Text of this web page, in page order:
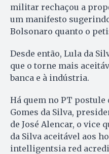
militar rechaçou a
um manifesto
Bolsonaro quanto o
Desde então, Lula da
que o torne mais
banca e à indústria.
Há quem no PT postule
Gomes da Silva,
de José Alencar, o vice
da Silva aceitável aos
intelligentsia red